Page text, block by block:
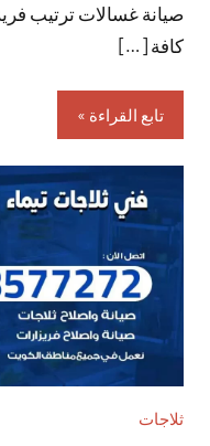
صيانة غسالات ترتيب
كافة […]
تابع القراءة
ثلاجات